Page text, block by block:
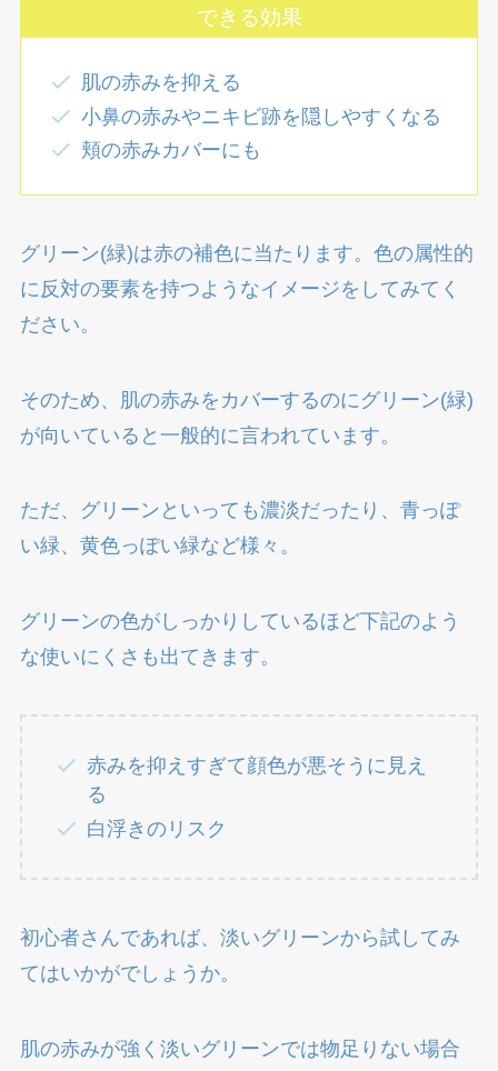
できる効果
肌の赤みを抑える
小鼻の赤みやニキビ跡を隠しやすくなる
頬の赤みカバーにも
グリーン(緑)は赤の補色に当たります。色の属性的
に反対の要素を持つようなイメージをしてみてく
ださい。
そのため、肌の赤みをカバーするのにグリーン(緑)
が向いていると一般的に言われています。
ただ、グリーンといっても濃淡だったり、青っぽ
い緑、黄色っぽい緑など様々。
グリーンの色がしっかりしているほど下記のよう
な使いにくさも出てきます。
赤みを抑えすぎて顔色が悪そうに見え
る
白浮きのリスク
初心者さんであれば、淡いグリーンから試してみ
てはいかがでしょうか。
肌の赤みが強く淡いグリーンでは物足りない場合